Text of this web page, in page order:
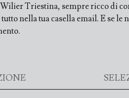
Triestina, sempre ricco di
nella tua casella email. E se le